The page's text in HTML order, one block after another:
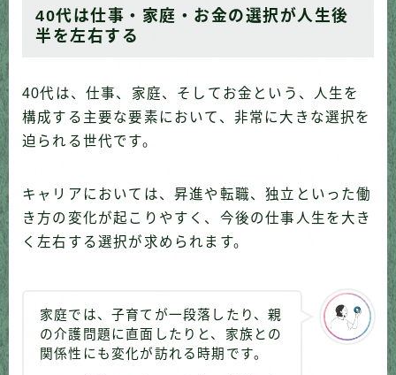
40代は仕事・家庭・お金の選択が人生後
半を左右する
40代は、仕事、家庭、そしてお金という、人生を
構成する主要な要素において、非常に大きな選択を
迫られる世代です。
キャリアにおいては、昇進や転職、独立といった働
き方の変化が起こりやすく、今後の仕事人生を大き
く左右する選択が求められます。
家庭では、子育てが一段落したり、親
の介護問題に直面したりと、家族との
関係性にも変化が訪れる時期です。